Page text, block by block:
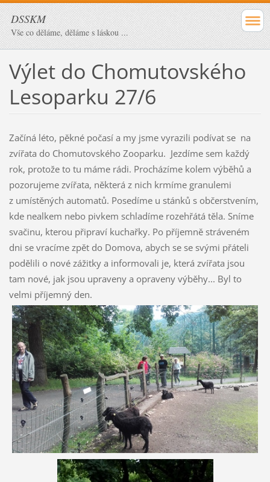
DSSKM
Vše co děláme, děláme s láskou ...
Výlet do Chomutovského
Lesoparku 27/6
Začíná léto, pěkné počasí a my jsme vyrazili podívat se na
zvířata do Chomutovského Zooparku. Jezdíme sem každý
rok, protože to tu máme rádi. Procházíme kolem výběhů a
pozorujeme zvířata, některá z nich krmíme granulemi
z umístěných automatů. Posedíme u stánků s občerstvením,
kde nealkem nebo pivkem schladíme rozehřátá těla. Sníme
svačinu, kterou připraví kuchařky. Po příjemně stráveném
dni se vracíme zpět do Domova, abych se se svými přáteli
podělili o nové zážitky a informovali je, která zvířata jsou
tam nové, jak jsou upraveny a opraveny výběhy... Byl to
velmi příjemný den.